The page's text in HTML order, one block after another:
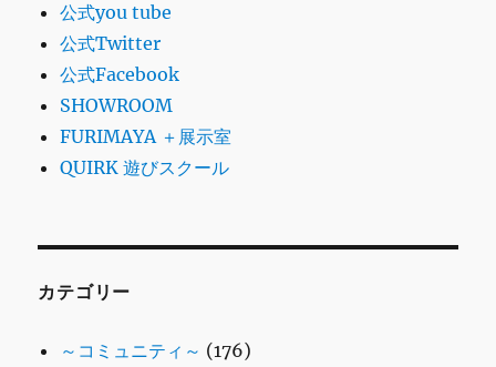
公式you tube
公式Twitter
公式Facebook
SHOWROOM
FURIMAYA ＋展示室
QUIRK 遊びスクール
カテゴリー
～コミュニティ～ (176)